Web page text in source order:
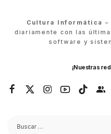
Cultura Informática –
diariamente con las
software y
¡Nuestras